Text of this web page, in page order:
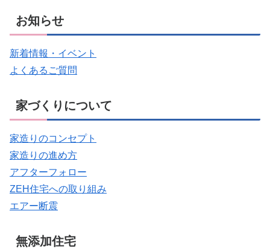
お知らせ
新着情報・イベント
よくあるご質問
家づくりについて
家造りのコンセプト
家造りの進め方
アフターフォロー
ZEH住宅への取り組み
エアー断震
無添加住宅